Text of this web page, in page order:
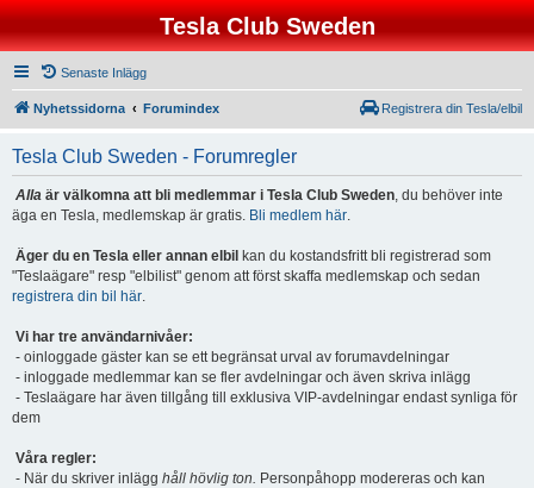
Tesla Club Sweden
Senaste Inlägg
Nyhetssidorna Forumindex Registrera din Tesla/elbil
Tesla Club Sweden - Forumregler
Alla är välkomna att bli medlemmar i Tesla Club Sweden, du behöver inte
äga en Tesla, medlemskap är gratis. Bli medlem här.
Äger du en Tesla eller annan elbil kan du kostandsfritt bli registrerad som
"Teslaägare" resp "elbilist" genom att först skaffa medlemskap och sedan
registrera din bil här.
Vi har tre användarnivåer:
- oinloggade gäster kan se ett begränsat urval av forumavdelningar
- inloggade medlemmar kan se fler avdelningar och även skriva inlägg
- Teslaägare har även tillgång till exklusiva VIP-avdelningar endast synliga för
dem
Våra regler:
- När du skriver inlägg håll hövlig ton. Personpåhopp modereras och kan